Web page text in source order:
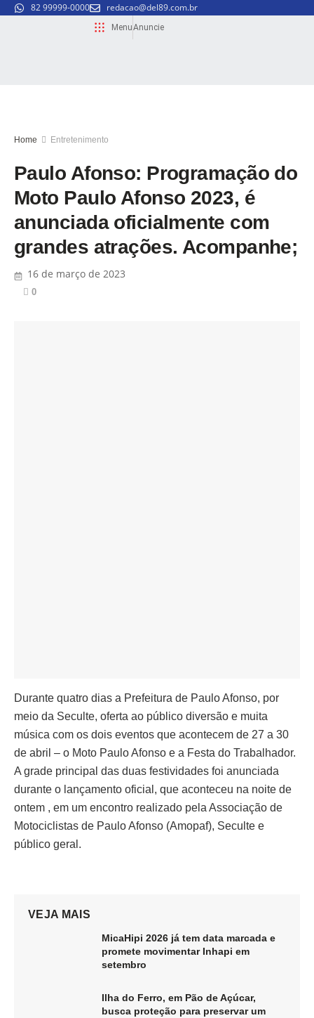
82 99999-0000 redacao@del89.com.br
MenuAnuncie
Home Entretenimento
Paulo Afonso: Programação do
Moto Paulo Afonso 2023, é
anunciada oficialmente com
grandes atrações. Acompanhe;
16 de março de 2023
0
Durante quatro dias a Prefeitura de Paulo Afonso, por
meio da Seculte, oferta ao público diversão e muita
música com os dois eventos que acontecem de 27 a 30
de abril – o Moto Paulo Afonso e a Festa do Trabalhador.
A grade principal das duas festividades foi anunciada
durante o lançamento oficial, que aconteceu na noite de
ontem , em um encontro realizado pela Associação de
Motociclistas de Paulo Afonso (Amopaf), Seculte e
público geral.
VEJA MAIS
MicaHipi 2026 já tem data marcada e
promete movimentar Inhapi em
setembro
Ilha do Ferro, em Pão de Açúcar,
busca proteção para preservar um